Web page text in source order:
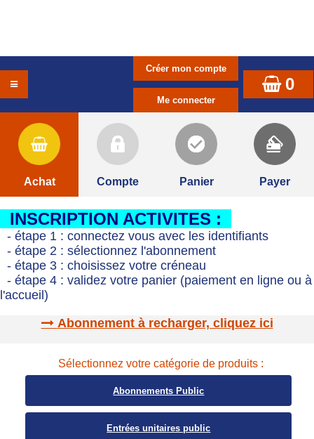
0
Achat Compte Panier Payer
INSCRIPTION ACTIVITES :
- étape 1 : connectez vous avec les identifiants
- étape 2 : sélectionnez l'abonnement
- étape 3 : choisissez votre créneau
- étape 4 : validez votre panier (paiement en ligne ou à
l'accueil)
Abonnement à recharger, cliquez ici
Sélectionnez votre catégorie de produits :
Abonnements Public
Entrées unitaires public